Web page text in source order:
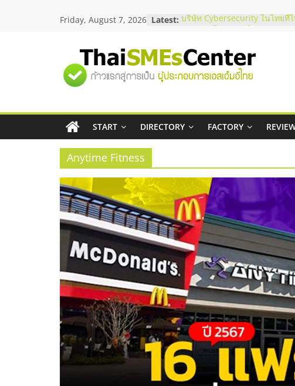
Friday, August 7, 2026 Latest: บริษัท Cybersecurity ในไทยที่
อยากหาเงินทุน เพิ่มสภาพคล่อง
เริ่มยังไงให้ผ่านฉลุย
สัมมนาออนไลน์ โอกาสบริหาร
ThaiFranchise Meet Up จับคู่
ไชส์ ครั้งที่ 8
ร้านเครื่องเสียงคุณภาพสูง พร้อม
"ศูนย์
รวม
ข้อมูล
ธุรกิจ
SME
แห่ง
ประเทศไทย,
ThaiSMEsCenter,
รวม
ธุรกิจ
START DIRECTORY FACTORY
Anytime Fitness